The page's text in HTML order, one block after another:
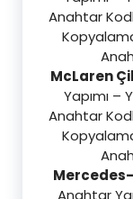
Anahtar
McLaren
Yapımı –
Anahtar